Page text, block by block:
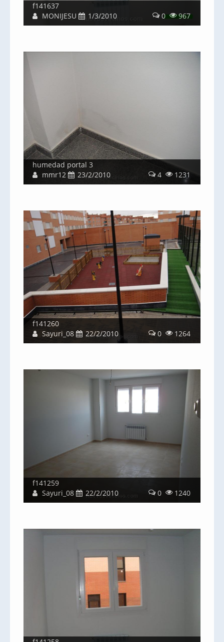
f141637
MONIJESU
1/3/2010 0 967
humedad portal 3
mmr12
23/2/2010 4 1231
f141260
Sayuri_08
22/2/2010 0 1264
f141259
Sayuri_08
22/2/2010 0 1240